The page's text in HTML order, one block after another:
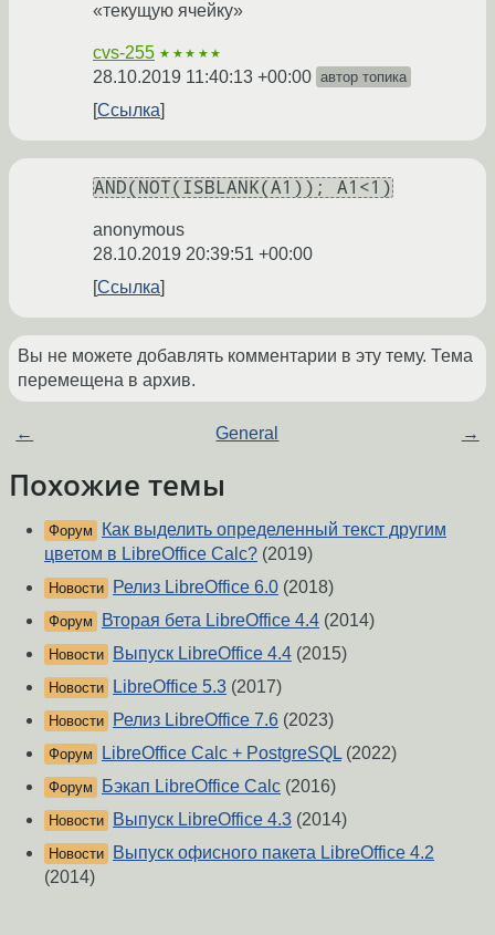
«текущую ячейку»
cvs-255 ★★★★★
28.10.2019 11:40:13 +00:00 автор топика
Ссылка
AND(NOT(ISBLANK(A1)); A1<1)
anonymous
28.10.2019 20:39:51 +00:00
Ссылка
Вы не можете добавлять комментарии в эту тему. Тема
перемещена в архив.
← General →
Похожие темы
Форум
Как выделить определенный текст другим
цветом в LibreOffice Calc? (2019)
Новости Релиз LibreOffice 6.0 (2018)
Форум Вторая бета LibreOffice 4.4 (2014)
Новости Выпуск LibreOffice 4.4 (2015)
Новости LibreOffice 5.3 (2017)
Новости Релиз LibreOffice 7.6 (2023)
Форум LibreOffice Calc + PostgreSQL (2022)
Форум Бэкап LibreOffice Calc (2016)
Новости Выпуск LibreOffice 4.3 (2014)
Новости
Выпуск офисного пакета LibreOffice 4.2
(2014)